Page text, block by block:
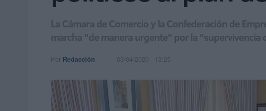
La Cámara de Comercio y la Confederación de
marcha "de manera urgente" por la
Por Redacción 03/04/2020 - 13:25